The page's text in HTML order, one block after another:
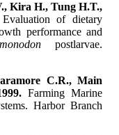
Kira H., Tung H.T.,
Evaluation of dietary
performance and
postlarvae.
C.R., Main
Farming Marine
Harbor Branch